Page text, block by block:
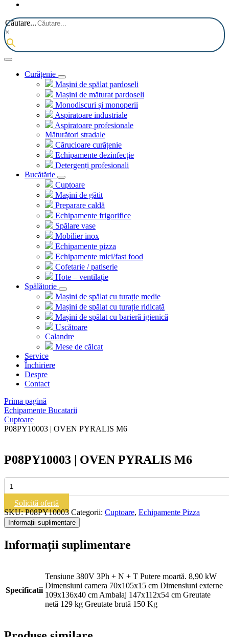
Căutare...
×
Curățenie
Mașini de spălat pardoseli
Mașini de măturat pardoseli
Monodiscuri și monoperii
Aspiratoare industriale
Aspiratoare profesionale
Măturători stradale
Cărucioare curățenie
Echipamente dezinfecție
Detergenți profesionali
Bucătărie
Cuptoare
Mașini de gătit
Preparare caldă
Echipamente frigorifice
Spălare vase
Mobilier inox
Echipamente pizza
Echipamente mici/fast food
Cofetarie / patiserie
Hote – ventilație
Spălătorie
Mașini de spălat cu turație medie
Mașini de spălat cu turație ridicată
Mașini de spălat cu barieră igienică
Uscătoare
Calandre
Mese de călcat
Service
Închiriere
Despre
Contact
Prima pagină
Echipamente Bucatarii
Cuptoare
P08PY10003 | OVEN PYRALIS M6
P08PY10003 | OVEN PYRALIS M6
Cantitate
P08PY10003
OVEN
PYRALIS
M6
Solicită ofertă
SKU:P08PY10003 Categorii: Cuptoare, Echipamente Pizza
Informații suplimentare
Informații suplimentare
Specificatii
Tensiune 380V 3Ph + N + T Putere moartă. 8,90 kW
Dimensiuni camera 70x105x15 cm Dimensiuni externe
109x136x40 cm Ambalaj 147x112x54 cm Greutate
netă 129 kg Greutate brută 150 Kg